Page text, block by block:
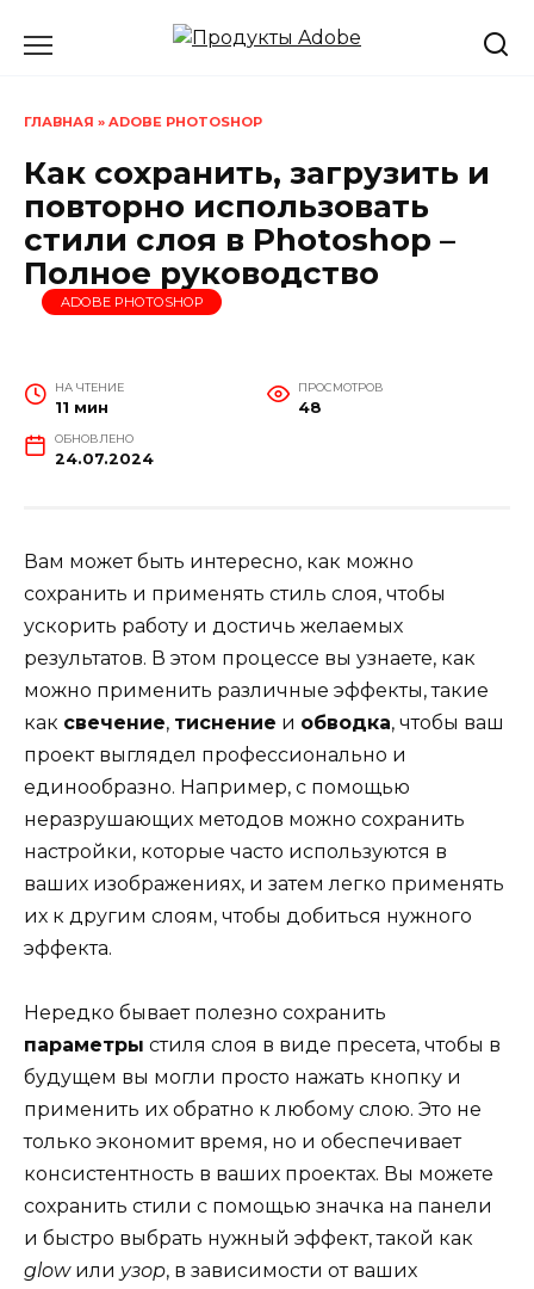
ГЛАВНАЯ » ADOBE PHOTOSHOP
Как сохранить, загрузить и
повторно использовать
стили слоя в Photoshop –
Полное руководство
ADOBE PHOTOSHOP
НА ЧТЕНИЕ
11 мин
ПРОСМОТРОВ
48
ОБНОВЛЕНО
24.07.2024
Вам может быть интересно, как можно
сохранить и применять стиль слоя, чтобы
ускорить работу и достичь желаемых
результатов. В этом процессе вы узнаете, как
можно применить различные эффекты, такие
как свечение, тиснение и обводка, чтобы ваш
проект выглядел профессионально и
единообразно. Например, с помощью
неразрушающих методов можно сохранить
настройки, которые часто используются в
ваших изображениях, и затем легко применять
их к другим слоям, чтобы добиться нужного
эффекта.
Нередко бывает полезно сохранить
параметры стиля слоя в виде пресета, чтобы в
будущем вы могли просто нажать кнопку и
применить их обратно к любому слою. Это не
только экономит время, но и обеспечивает
консистентность в ваших проектах. Вы можете
сохранить стили с помощью значка на панели
и быстро выбрать нужный эффект, такой как
glowили узор, в зависимости от ваших